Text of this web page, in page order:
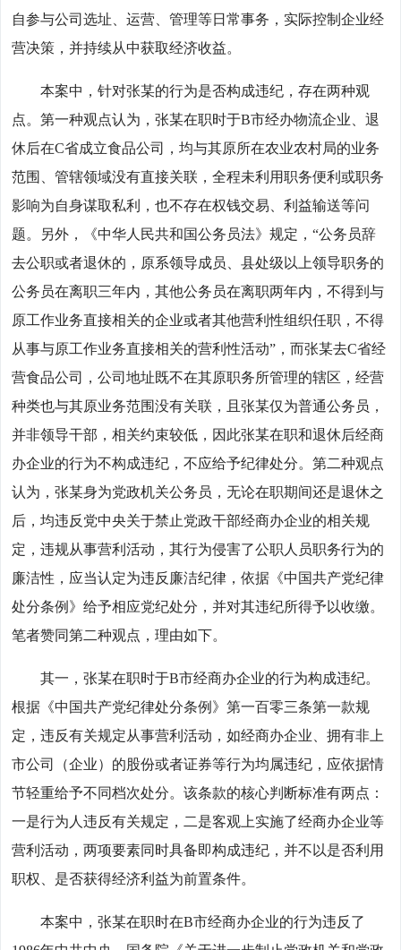
自参与公司选址、运营、管理等日常事务，实际控制企业经
营决策，并持续从中获取经济收益。
本案中，针对张某的行为是否构成违纪，存在两种观
点。第一种观点认为，张某在职时于B市经办物流企业、退
休后在C省成立食品公司，均与其原所在农业农村局的业务
范围、管辖领域没有直接关联，全程未利用职务便利或职务
影响为自身谋取私利，也不存在权钱交易、利益输送等问
题。另外，《中华人民共和国公务员法》规定，“公务员辞
去公职或者退休的，原系领导成员、县处级以上领导职务的
公务员在离职三年内，其他公务员在离职两年内，不得到与
原工作业务直接相关的企业或者其他营利性组织任职，不得
从事与原工作业务直接相关的营利性活动”，而张某去C省经
营食品公司，公司地址既不在其原职务所管理的辖区，经营
种类也与其原业务范围没有关联，且张某仅为普通公务员，
并非领导干部，相关约束较低，因此张某在职和退休后经商
办企业的行为不构成违纪，不应给予纪律处分。第二种观点
认为，张某身为党政机关公务员，无论在职期间还是退休之
后，均违反党中央关于禁止党政干部经商办企业的相关规
定，违规从事营利活动，其行为侵害了公职人员职务行为的
廉洁性，应当认定为违反廉洁纪律，依据《中国共产党纪律
处分条例》给予相应党纪处分，并对其违纪所得予以收缴。
笔者赞同第二种观点，理由如下。
其一，张某在职时于B市经商办企业的行为构成违纪。
根据《中国共产党纪律处分条例》第一百零三条第一款规
定，违反有关规定从事营利活动，如经商办企业、拥有非上
市公司（企业）的股份或者证券等行为均属违纪，应依据情
节轻重给予不同档次处分。该条款的核心判断标准有两点：
一是行为人违反有关规定，二是客观上实施了经商办企业等
营利活动，两项要素同时具备即构成违纪，并不以是否利用
职权、是否获得经济利益为前置条件。
本案中，张某在职时在B市经商办企业的行为违反了